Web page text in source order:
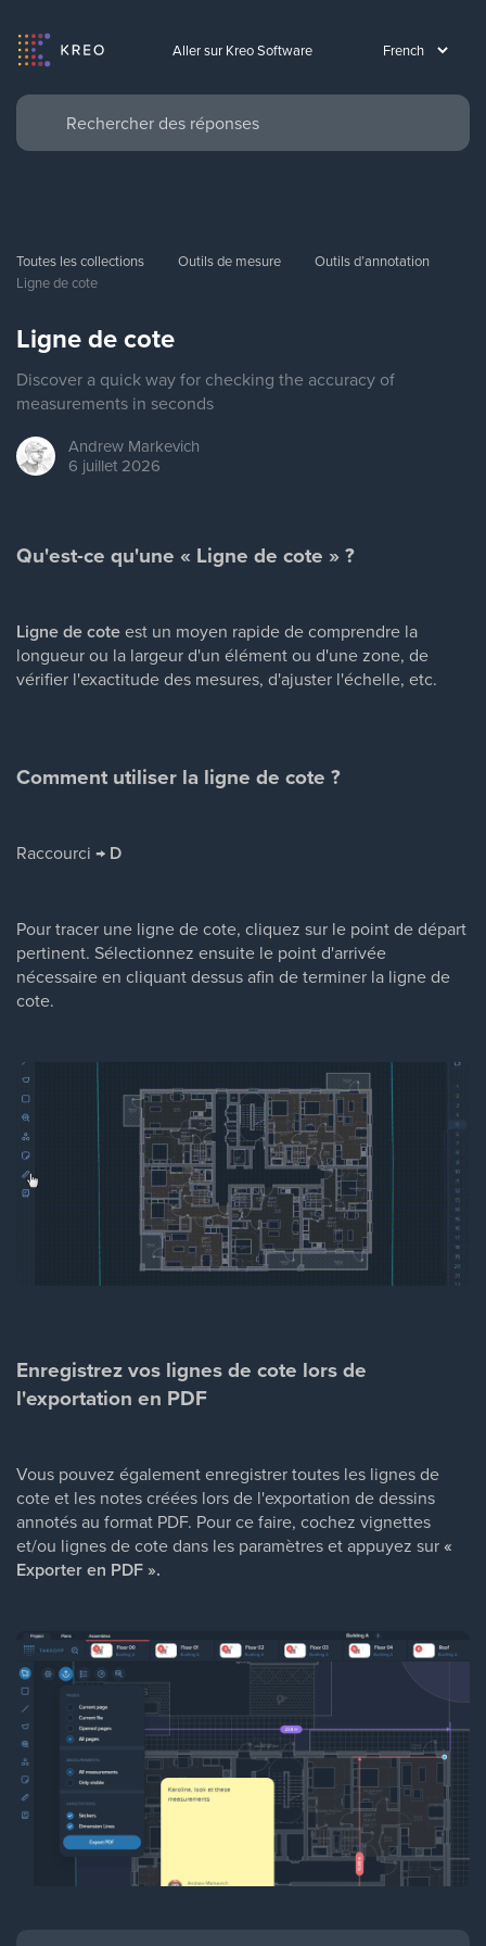
Aller sur Kreo Software
Toutes les collections Outils de mesure
Outils d’annotation
Ligne de cote
Ligne de cote
Discover a quick way for checking the accuracy of
measurements in seconds
Andrew Markevich
6 juillet 2026
Qu'est-ce qu'une « Ligne de cote » ?
Ligne de coteest un moyen rapide de comprendre la
longueur ou la largeur d'un élément ou d'une zone, de
vérifier l'exactitude des mesures, d'ajuster l'échelle, etc.
Comment utiliser la ligne de cote ?
Raccourci → D
Pour tracer une ligne de cote, cliquez sur le point de départ
pertinent. Sélectionnez ensuite le point d'arrivée
nécessaire en cliquant dessus afin de terminer la ligne de
cote.
Enregistrez vos lignes de cote lors de
l'exportation en PDF
Vous pouvez également enregistrer toutes les lignes de
cote et les notes créées lors de l'exportation de dessins
annotés au format PDF. Pour ce faire, cochez vignettes
et/ou lignes de cote dans les paramètres et appuyez sur«
Exporter en PDF ».